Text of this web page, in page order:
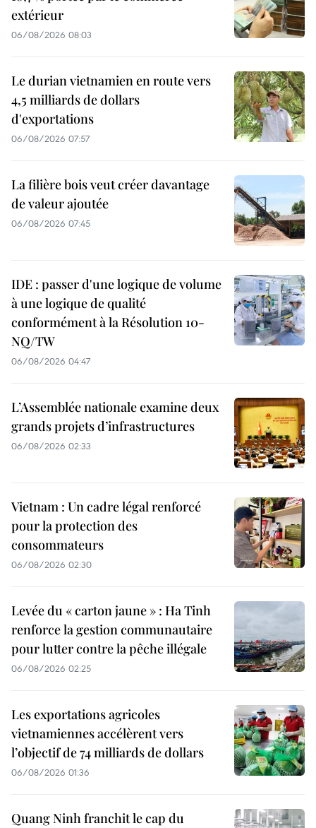
extérieur
06/08/2026 08:03
Le durian vietnamien en route vers
4,5 milliards de dollars
d'exportations
06/08/2026 07:57
La filière bois veut créer davantage
de valeur ajoutée
06/08/2026 07:45
IDE : passer d'une logique de volume
à une logique de qualité
conformément à la Résolution 10-
NQ/TW
06/08/2026 04:47
L’Assemblée nationale examine deux
grands projets d’infrastructures
06/08/2026 02:33
Vietnam : Un cadre légal renforcé
pour la protection des
consommateurs
06/08/2026 02:30
Levée du « carton jaune » : Ha Tinh
renforce la gestion communautaire
pour lutter contre la pêche illégale
06/08/2026 02:25
Les exportations agricoles
vietnamiennes accélèrent vers
l’objectif de 74 milliards de dollars
06/08/2026 01:36
Quang Ninh franchit le cap du